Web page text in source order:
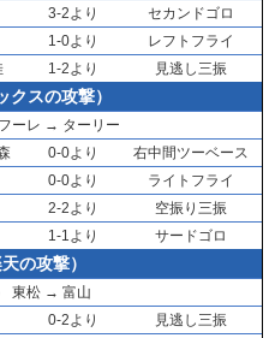
3-2より
セカンドゴロ
1-0より
レフトフライ
1-2より 見逃し三振
クスの攻撃）
ーレ → ターリー
0-0より
右中間ツーベース
0-0より
ライトフライ
2-2より
空振り三振
1-1より サードゴロ
の攻撃）
東松→ 富山
0-2より
見逃し三振